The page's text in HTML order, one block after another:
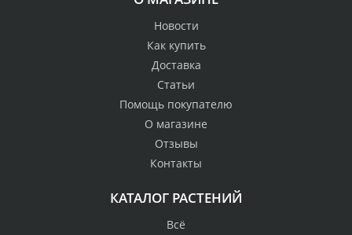
Новости
Как купить
Доставка
Статьи
Помощь покупателю
О магазине
Отзывы
Контакты
КАТАЛОГ РАСТЕНИЙ
Всё